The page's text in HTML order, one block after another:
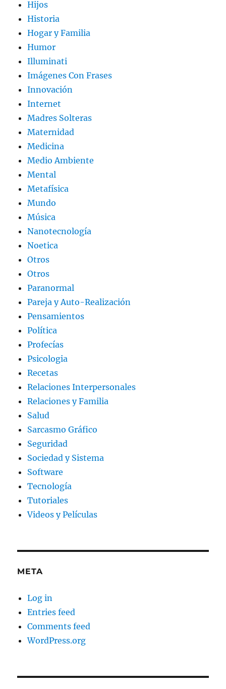
Hijos
Historia
Hogar y Familia
Humor
Illuminati
Imágenes Con Frases
Innovación
Internet
Madres Solteras
Maternidad
Medicina
Medio Ambiente
Mental
Metafísica
Mundo
Música
Nanotecnología
Noetica
Otros
Otros
Paranormal
Pareja y Auto-Realización
Pensamientos
Política
Profecías
Psicologia
Recetas
Relaciones Interpersonales
Relaciones y Familia
Salud
Sarcasmo Gráfico
Seguridad
Sociedad y Sistema
Software
Tecnología
Tutoriales
Videos y Películas
META
Log in
Entries feed
Comments feed
WordPress.org